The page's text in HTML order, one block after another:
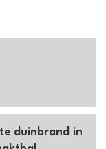
duinbrand in